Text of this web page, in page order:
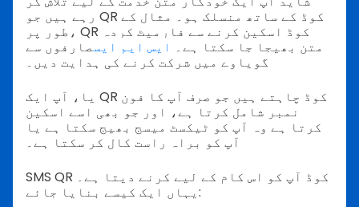
رہے ہیں جو QR کوڈ کے ساتھ منسلک ہو۔ مثال کے
طور پر، QR کوڈ اسکین کرنے سے فارمیٹ کردہ
متن بھیجا جا سکتا ہے۔ ایس ایم ایسصارفوں سے
گویاوے میں شرکت کرنے کی ہدایت دیں۔
یا، آپ ایک QR کوڈ چاہتے ہیں جو صرف آپ کا فون
نمبر شامل کرتا ہے، اور جو بھی اسے اسکین
کرتا ہے وہ آپ کو ٹیکسٹ میسج بھیج سکتا ہے یا
آپ کو براہ راست کال کر سکتا ہے۔
SMS QR کوڈ آپ کو اس کام کے لیے کرنے دیتا ہے۔
یہاں ایک کیسے بنایا جائے: